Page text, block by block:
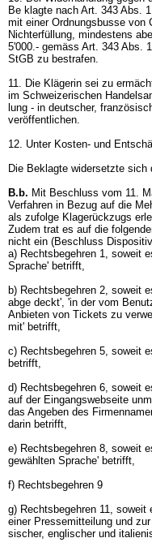
Be klagte nach Art. 343 Abs.
mit einer Ordnungsbusse von
Nichterfüllung, mindestens
5'000.- gemäss Art. 343 Abs.
StGB zu bestrafen.
11. Die Klägerin sei zu
im Schweizerischen
lung - in deutscher,
veröffentlichen.
12. Unter Kosten- und
Die Beklagte widersetzte sich
B.b. Mit Beschluss vom 11.
Verfahren in Bezug auf die
als zufolge Klagerückzugs
Zudem trat es auf die
nicht ein (Beschluss
a) Rechtsbegehren 1, soweit
Sprache' betrifft,
b) Rechtsbegehren 2, soweit
abge deckt', 'in der vom
Anbieten von Tickets zu
mit' betrifft,
c) Rechtsbegehren 5, soweit
betrifft,
d) Rechtsbegehren 6, soweit
auf der Eingangswebseite
das Angeben des
darin betrifft,
e) Rechtsbegehren 8, soweit
gewählten Sprache' betrifft,
f) Rechtsbegehren 9
g) Rechtsbegehren 11,
einer Pressemitteilung und
sischer, englischer und